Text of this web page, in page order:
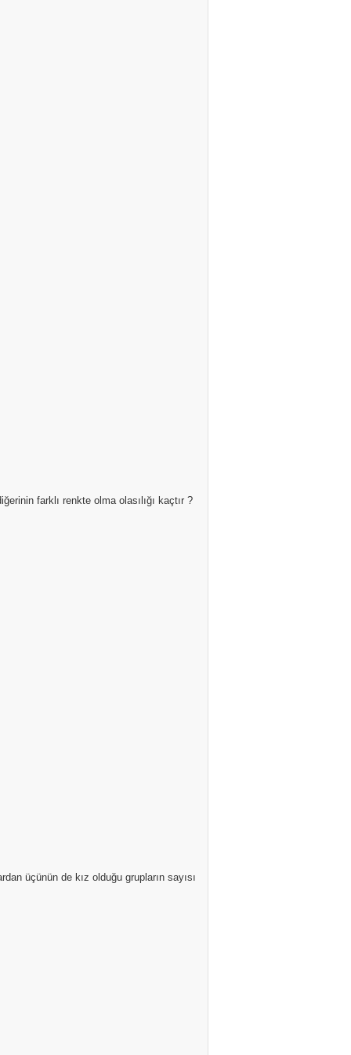
farklı renkte olma olasılığı kaçtır ?
üçünün de kız olduğu grupların sayısı